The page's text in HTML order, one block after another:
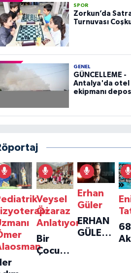
SPOR
Zorkun’da
Turnuvası
GENEL
GÜNCELLEME -
Antalya'da otel
ekipmanı
Veysel
Özaraz
Anlatıyor
Bir
Çocuğun
Erhan
Güler
ERHAN
GÜLER'IN